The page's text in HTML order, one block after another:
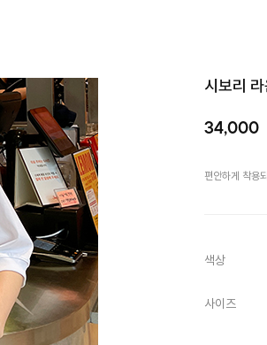
시보리
34,000
편안하게 착용
색상
사이즈